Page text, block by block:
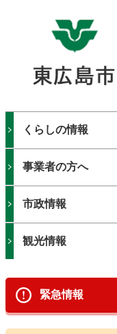
くらしの情報
事業者の方へ
市政情報
観光情報
緊急情報